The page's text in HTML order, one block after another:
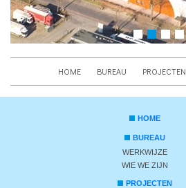
HOME BUREAU PROJECTEN
HOME
BUREAU
WERKWIJZE
WIE WE ZIJN
PROJECTEN